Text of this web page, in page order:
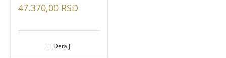
47.370,00 RSD
Detalji